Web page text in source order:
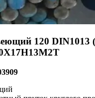
120 DIN1013